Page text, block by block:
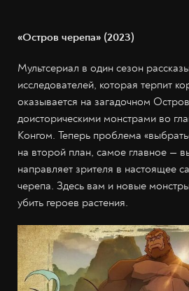
«Остров черепа» (2023)
Мультсериал в один сезон
исследователей, которая терпит
оказывается на загадочном
доисторическими монстрами во
Конгом. Теперь проблема
на второй план, самое главное —
направляет зрителя в настоящее
черепа. Здесь вам и новые
убить героев растения.